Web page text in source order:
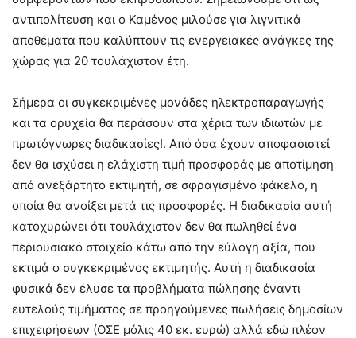
αντιπολίτευση και ο Καμένος μιλούσε για λιγνιτικά
αποθέματα που καλύπτουν τις ενεργειακές ανάγκες της
χώρας για 20 τουλάχιστον έτη.
Σήμερα οι συγκεκριμένες μονάδες ηλεκτροπαραγωγής
και τα ορυχεία θα περάσουν στα χέρια των ιδιωτών με
πρωτόγνωρες διαδικασίες!. Από όσα έχουν αποφασιστεί
δεν θα ισχύσει η ελάχιστη τιμή προσφοράς με αποτίμηση
από ανεξάρτητο εκτιμητή, σε σφραγισμένο φάκελο, η
οποία θα ανοίξει μετά τις προσφορές. Η διαδικασία αυτή
κατοχυρώνει ότι τουλάχιστον δεν θα πωληθεί ένα
περιουσιακό στοιχείο κάτω από την εύλογη αξία, που
εκτιμά ο συγκεκριμένος εκτιμητής. Αυτή η διαδικασία
φυσικά δεν έλυσε τα προβλήματα πώλησης έναντι
ευτελούς τιμήματος σε προηγούμενες πωλήσεις δημοσίων
επιχειρήσεων (ΟΣΕ μόλις 40 εκ. ευρώ) αλλά εδώ πλέον